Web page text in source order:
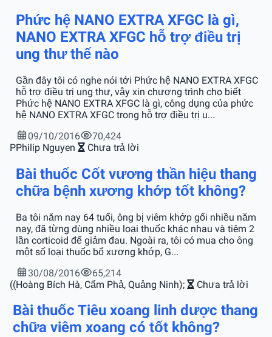
Phức hệ NANO EXTRA XFGC là gì,
NANO EXTRA XFGC hỗ trợ điều trị
ung thư thế nào
Gần đây tôi có nghe nói tới Phức hệ NANO EXTRA XFGC
hỗ trợ điều trị ung thư, vậy xin chương trình cho biết
Phức hệ NANO EXTRA XFGC là gì, công dụng của phức
hệ NANO EXTRA XFGC trong hỗ trợ điều trị u...
09/10/2016
70,424
PPhilip Nguyen Chưa trả lời
Bài thuốc Cốt vương thần hiệu thang
chữa bệnh xương khớp tốt không?
Ba tôi năm nay 64 tuổi, ông bị viêm khớp gối nhiều năm
nay, đã từng dùng nhiều loại thuốc khác nhau và tiêm 2
lần corticoid để giảm đau. Ngoài ra, tôi có mua cho ông
một số loại thuốc bổ xương khớp, G...
30/08/2016
65,214
((Hoàng Bích Hà, Cẩm Phả, Quảng Ninh); Chưa trả lời
Bài thuốc Tiêu xoang linh dược thang
chữa viêm xoang có tốt không?